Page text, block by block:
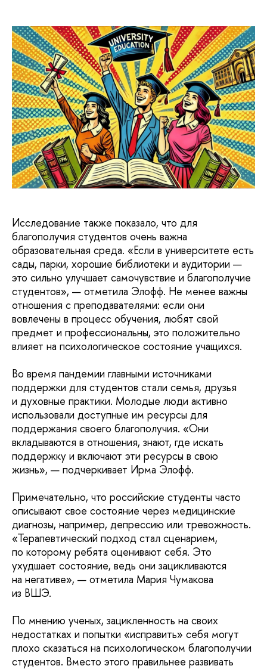
Исследование также показало, что для
благополучия студентов очень важна
образовательная среда. «Если в университете есть
сады, парки, хорошие библиотеки и аудитории —
это сильно улучшает самочувствие и благополучие
студентов», — отметила Элофф. Не менее важны
отношения с преподавателями: если они
вовлечены в процесс обучения, любят свой
предмет и профессиональны, это положительно
влияет на психологическое состояние учащихся.
Во время пандемии главными источниками
поддержки для студентов стали семья, друзья
и духовные практики. Молодые люди активно
использовали доступные им ресурсы для
поддержания своего благополучия. «Они
вкладываются в отношения, знают, где искать
поддержку и включают эти ресурсы в свою
жизнь», — подчеркивает Ирма Элофф.
Примечательно, что российские студенты часто
описывают свое состояние через медицинские
диагнозы, например, депрессию или тревожность.
«Терапевтический подход стал сценарием,
по которому ребята оценивают себя. Это
ухудшает состояние, ведь они зацикливаются
на негативе», — отметила Мария Чумакова
из ВШЭ.
По мнению ученых, зацикленность на своих
недостатках и попытки «исправить» себя могут
плохо сказаться на психологическом благополучии
студентов. Вместо этого правильнее развивать